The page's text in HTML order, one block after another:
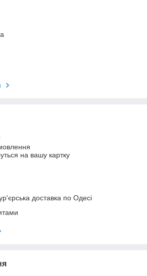
на вашу картку
доставка по Одесі